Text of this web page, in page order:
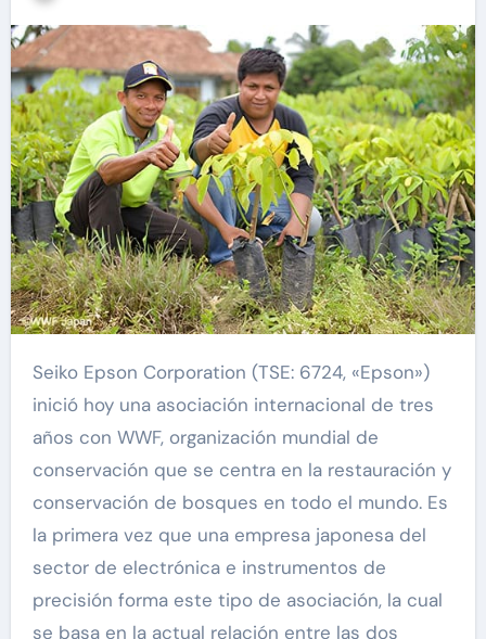
Seiko Epson Corporation (TSE: 6724, «Epson»)
inició hoy una asociación internacional de tres
años con WWF, organización mundial de
conservación que se centra en la restauración y
conservación de bosques en todo el mundo. Es
la primera vez que una empresa japonesa del
sector de electrónica e instrumentos de
precisión forma este tipo de asociación, la cual
se basa en la actual relación entre las dos